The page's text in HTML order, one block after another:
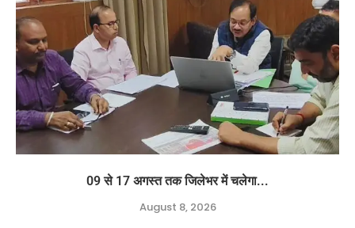
09 से 17 अगस्त तक जिलेभर में चलेगा...
August 8, 2026